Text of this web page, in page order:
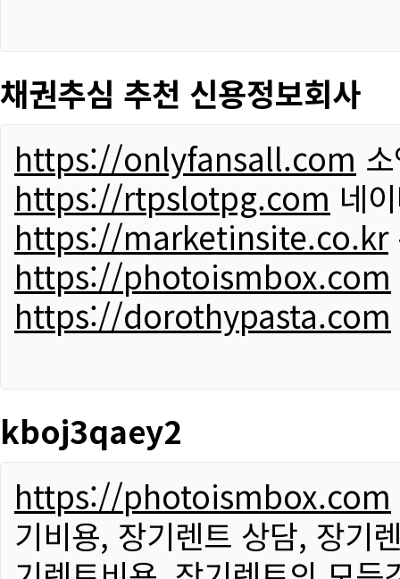
채권추심 추천 신용정보회사
https://onlyfansall.com
https://rtpslotpg.com 네
https://marketinsite.co.kr
https://photoismbox.com
https://dorothypasta.com
kboj3qaey2
https://photoismbox.com
기비용, 장기렌트 상담, 장기